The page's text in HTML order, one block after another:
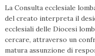
La Consulta ecclesiale
del creato interpreta il
ecclesiali delle Diocesi
cercare, attraverso un
matura assunzione di